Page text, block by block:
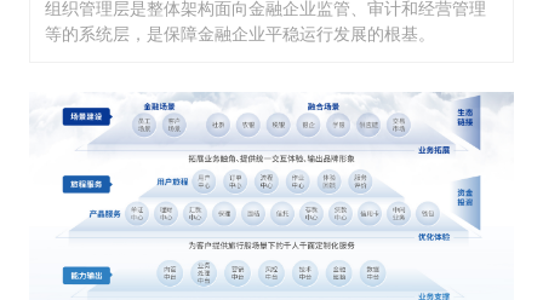
组织管理层是整体架构面向金融企业监管、审计和经营管理
等的系统层，是保障金融企业平稳运行发展的根基。